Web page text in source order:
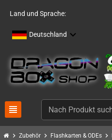
Land und Sprache:
Deutschland
view_headline
chevron_right Zubehör chevron_right Flashkarten & ODEs chevron_right